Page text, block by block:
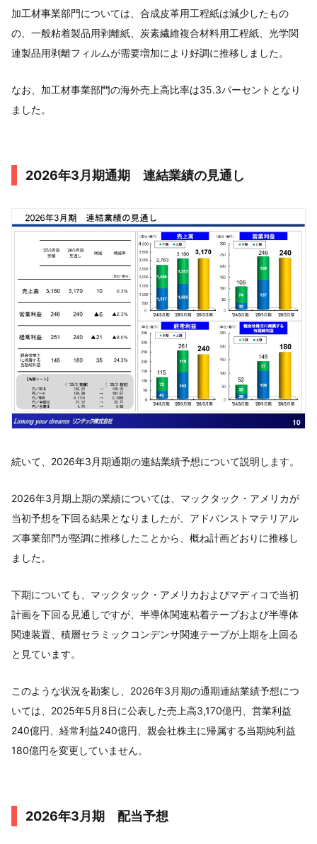
加工材事業部門については、合成皮革用工程紙は減少したもの
の、一般粘着製品用剥離紙、炭素繊維複合材料用工程紙、光学関
連製品用剥離フィルムが需要増加により好調に推移しました。
なお、加工材事業部門の海外売上高比率は35.3パーセントとなり
ました。
2026年3月期通期 連結業績の見通し
続いて、2026年3月期通期の連結業績予想について説明します。
2026年3月期上期の業績については、マックタック・アメリカが
当初予想を下回る結果となりましたが、アドバンストマテリアル
ズ事業部門が堅調に推移したことから、概ね計画どおりに推移し
ました。
下期についても、マックタック・アメリカおよびマディコで当初
計画を下回る見通しですが、半導体関連粘着テープおよび半導体
関連装置、積層セラミックコンデンサ関連テープが上期を上回る
と見ています。
このような状況を勘案し、2026年3月期の通期連結業績予想につ
いては、2025年5月8日に公表した売上高3,170億円、営業利益
240億円、経常利益240億円、親会社株主に帰属する当期純利益
180億円を変更していません。
2026年3月期 配当予想